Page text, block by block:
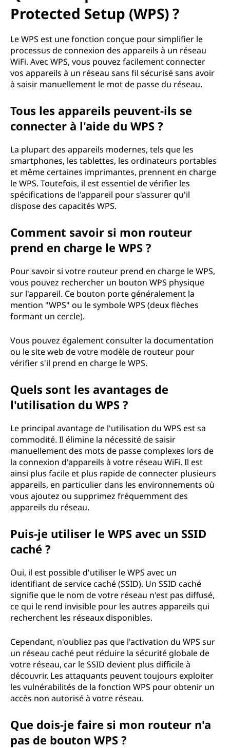
Protected Setup (WPS) ?
Le WPS est une fonction conçue pour simplifier le
processus de connexion des appareils à un réseau
WiFi. Avec WPS, vous pouvez facilement connecter
vos appareils à un réseau sans fil sécurisé sans avoir
à saisir manuellement le mot de passe du réseau.
Tous les appareils peuvent-ils se
connecter à l'aide du WPS ?
La plupart des appareils modernes, tels que les
smartphones, les tablettes, les ordinateurs portables
et même certaines imprimantes, prennent en charge
le WPS. Toutefois, il est essentiel de vérifier les
spécifications de l'appareil pour s'assurer qu'il
dispose des capacités WPS.
Comment savoir si mon routeur
prend en charge le WPS ?
Pour savoir si votre routeur prend en charge le WPS,
vous pouvez rechercher un bouton WPS physique
sur l'appareil. Ce bouton porte généralement la
mention "WPS" ou le symbole WPS (deux flèches
formant un cercle).
Vous pouvez également consulter la documentation
ou le site web de votre modèle de routeur pour
vérifier s'il prend en charge le WPS.
Quels sont les avantages de
l'utilisation du WPS ?
Le principal avantage de l'utilisation du WPS est sa
commodité. Il élimine la nécessité de saisir
manuellement des mots de passe complexes lors de
la connexion d'appareils à votre réseau WiFi. Il est
ainsi plus facile et plus rapide de connecter plusieurs
appareils, en particulier dans les environnements où
vous ajoutez ou supprimez fréquemment des
appareils du réseau.
Puis-je utiliser le WPS avec un SSID
caché ?
Oui, il est possible d'utiliser le WPS avec un
identifiant de service caché (SSID). Un SSID caché
signifie que le nom de votre réseau n'est pas diffusé,
ce qui le rend invisible pour les autres appareils qui
recherchent les réseaux disponibles.
Cependant, n'oubliez pas que l'activation du WPS sur
un réseau caché peut réduire la sécurité globale de
votre réseau, car le SSID devient plus difficile à
découvrir. Les attaquants peuvent toujours exploiter
les vulnérabilités de la fonction WPS pour obtenir un
accès non autorisé à votre réseau.
Que dois-je faire si mon routeur n'a
pas de bouton WPS ?